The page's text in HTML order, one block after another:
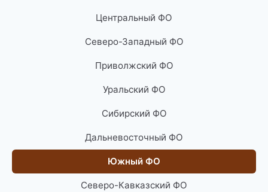
Центральный ФО
Северо-Западный ФО
Приволжский ФО
Уральский ФО
Сибирский ФО
Дальневосточный ФО
Южный ФО
Северо-Кавказский ФО